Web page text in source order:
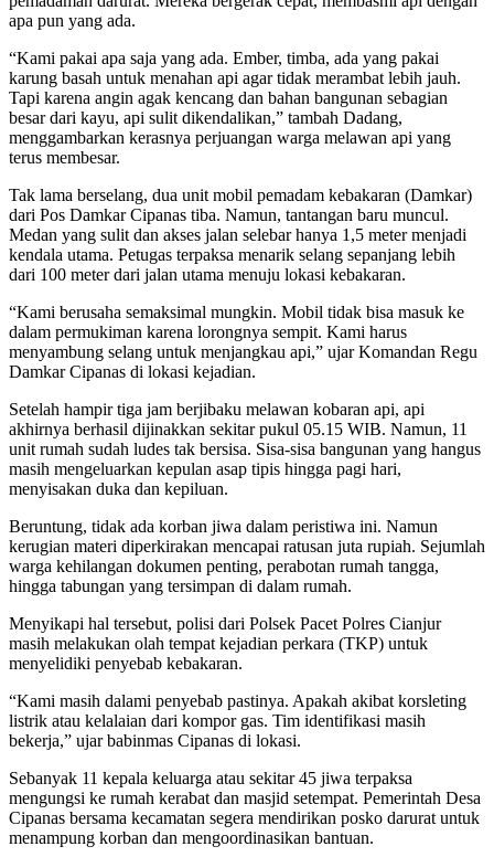
apa pun yang ada.
“Kami pakai apa saja yang ada. Ember, timba, ada yang pakai
karung basah untuk menahan api agar tidak merambat lebih jauh.
Tapi karena angin agak kencang dan bahan bangunan sebagian
besar dari kayu, api sulit dikendalikan,” tambah Dadang,
menggambarkan kerasnya perjuangan warga melawan api yang
terus membesar.
Tak lama berselang, dua unit mobil pemadam kebakaran (Damkar)
dari Pos Damkar Cipanas tiba. Namun, tantangan baru muncul.
Medan yang sulit dan akses jalan selebar hanya 1,5 meter menjadi
kendala utama. Petugas terpaksa menarik selang sepanjang lebih
dari 100 meter dari jalan utama menuju lokasi kebakaran.
“Kami berusaha semaksimal mungkin. Mobil tidak bisa masuk ke
dalam permukiman karena lorongnya sempit. Kami harus
menyambung selang untuk menjangkau api,” ujar Komandan Regu
Damkar Cipanas di lokasi kejadian.
Setelah hampir tiga jam berjibaku melawan kobaran api, api
akhirnya berhasil dijinakkan sekitar pukul 05.15 WIB. Namun, 11
unit rumah sudah ludes tak bersisa. Sisa-sisa bangunan yang hangus
masih mengeluarkan kepulan asap tipis hingga pagi hari,
menyisakan duka dan kepiluan.
Beruntung, tidak ada korban jiwa dalam peristiwa ini. Namun
kerugian materi diperkirakan mencapai ratusan juta rupiah. Sejumlah
warga kehilangan dokumen penting, perabotan rumah tangga,
hingga tabungan yang tersimpan di dalam rumah.
Menyikapi hal tersebut, polisi dari Polsek Pacet Polres Cianjur
masih melakukan olah tempat kejadian perkara (TKP) untuk
menyelidiki penyebab kebakaran.
“Kami masih dalami penyebab pastinya. Apakah akibat korsleting
listrik atau kelalaian dari kompor gas. Tim identifikasi masih
bekerja,” ujar babinmas Cipanas di lokasi.
Sebanyak 11 kepala keluarga atau sekitar 45 jiwa terpaksa
mengungsi ke rumah kerabat dan masjid setempat. Pemerintah Desa
Cipanas bersama kecamatan segera mendirikan posko darurat untuk
menampung korban dan mengoordinasikan bantuan.